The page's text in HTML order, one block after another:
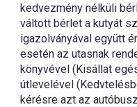
kedvezmény nélküli
váltott bérlet a kutyát
igazolványával együtt
esetén az utasnak
könyvével (Kisállat
útlevelével
kérésre azt az